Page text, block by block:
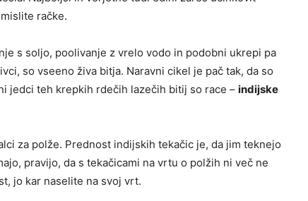
račke.
s soljo, poolivanje z vrelo vodo in podobni ukrepi pa
so vseeno živa bitja. Naravni cikel je pač tak, da so
jedci teh krepkih rdečih lazečih bitij so race – indijske
za polže. Prednost indijskih tekačic je, da jim teknejo
pravijo, da s tekačicami na vrtu o polžih ni več ne
jo kar naselite na svoj vrt.